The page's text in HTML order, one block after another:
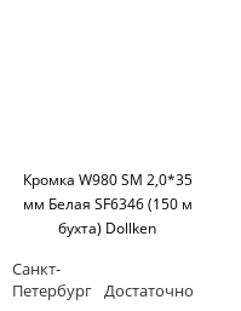
Кромка W980 SM 2,0*35
мм Белая SF6346 (150 м
бухта) Dollken
Санкт-
Петербург Достаточно